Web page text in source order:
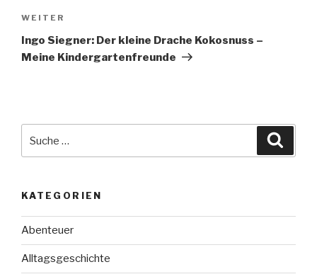
Nächster
Beitrag
WEITER
Ingo Siegner: Der kleine Drache Kokosnuss –
Meine Kindergartenfreunde
nach:
KATEGORIEN
Abenteuer
Alltagsgeschichte